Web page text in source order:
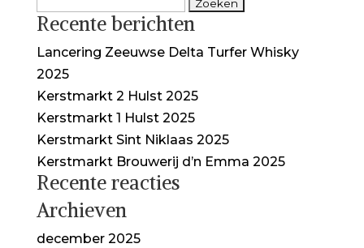
naar:
Recente berichten
Lancering Zeeuwse Delta Turfer Whisky
2025
Kerstmarkt 2 Hulst 2025
Kerstmarkt 1 Hulst 2025
Kerstmarkt Sint Niklaas 2025
Kerstmarkt Brouwerij d’n Emma 2025
Recente reacties
Archieven
december 2025